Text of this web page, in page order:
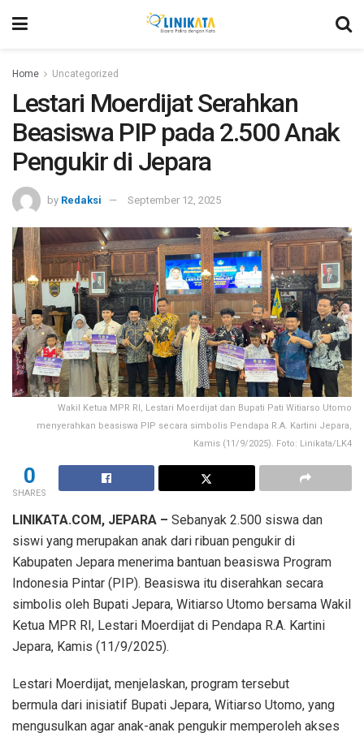
Home Uncategorized
Lestari Moerdijat Serahkan
Beasiswa PIP pada 2.500 Anak
Pengukir di Jepara
by Redaksi September 12, 2025
Wakil Ketua MPR RI, Lestari Moerdijat dan Bupati Pati Witiarso Utomo
menyerahkan beasiswa PIP secara simbolis Pendapa R.A. Kartini Jepara,
Kamis (11/9/2025). Foto: Linikata/LK4
0
SHARES
LINIKATA.COM, JEPARA – Sebanyak 2.500 siswa dan
siswi yang merupakan anak dari ribuan pengukir di
Kabupaten Jepara menerima bantuan beasiswa Program
Indonesia Pintar (PIP). Beasiswa itu diserahkan secara
simbolis oleh Bupati Jepara, Witiarso Utomo bersama Wakil
Ketua MPR RI, Lestari Moerdijat di Pendapa R.A. Kartini
Jepara, Kamis (11/9/2025).
Lestari Moerdijat, menjelaskan, program tersebut
bermula dari inisiatif Bupati Jepara, Witiarso Utomo, yang
mengusulkan agar anak-anak pengukir memperoleh akses